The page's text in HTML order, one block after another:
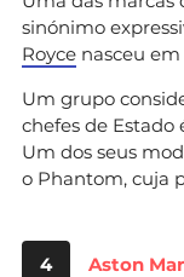
sinónimo
Royce nasceu
Um grupo
chefes de Estado
Um dos seus
o Phantom, cuja
4 Aston